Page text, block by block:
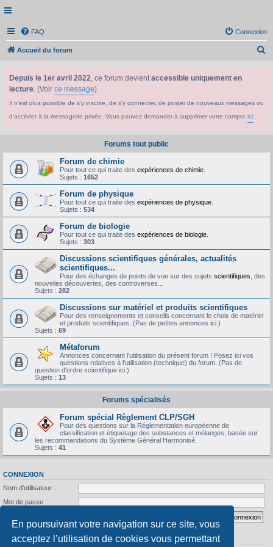
En poursuivant votre navigation sur ce site, vous
acceptez l’utilisation de cookies vous permettant
FAQ Connexion
Accueil du forum
h
Depuis le 1er avril 2022, ce forum devientaccessible uniquement en
lecture. (Voir ce message)
Il n'est plus possible de s'y inscrire, de s'y connecter, de poster de nouveaux messages ou
d'accéder à la messagerie privée. Vous pouvez demander à supprimer votre compte ici
Forums tout public
Forum de chimie
Pour tout ce qui traite des expériences de chimie
Sujets : 1652
Forum de physique
Pour tout ce qui traite des expériences de physique
Sujets : 534
Forum de biologie
Pour tout ce qui traite des expériences de biologie
Sujets : 303
Discussions scientifiques générales, actualités
scientifiques...
Pour des échanges de points de vue sur des sujets scientifiques , des
nouvelles découvertes, des controverses...
Sujets : 282
Discussions sur matériel et produits scientifiques
Pour des renseignements et conseils concernant le choix de matériel
et produits scientifiques. (Pas de petites annonces ici.)
Sujets : 69
Métaforum
Annonces concernant l'utilisation du présent forum ! Posez ici vos
questions relatives à l'utilisation (technique) du forum. (Pas de
question d'ordre scientifique ici.)
Sujets : 13
Forums spécialisés
Forum spécial Règlement CLP/SGH
Pour des questions sur la Réglementation européenne de
classification et étiquetage des substances et mélanges, basée sur
les recommandations du Système Général Harmonisé.
Sujets : 41
CONNEXION
Nom d’utilisateur :
Mot de passe :
STATISTIQUES